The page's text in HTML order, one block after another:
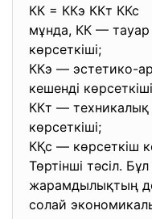
КК = ККэ ККт ККс
мұнда, КК — тауар
көрсеткіші;
ККэ — эстетико-
кешенді
ККт — техникалық
көрсеткіші;
КҚс — көрсеткіш
Төртінші тәсіл.
жарамдылықтың
солай